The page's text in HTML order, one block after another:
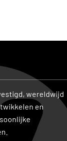
wereldwijd
en